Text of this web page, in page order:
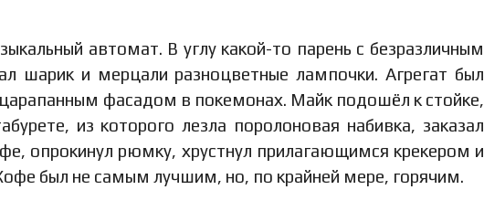
автомат. В углу какой-то парень с безразличным
шарик и мерцали разноцветные лампочки. Агрегат был
фасадом в покемонах. Майк подошёл к стойке,
из которого лезла поролоновая набивка, заказал
опрокинул рюмку, хрустнул прилагающимся крекером и
был не самым лучшим, но, по крайней мере, горячим.